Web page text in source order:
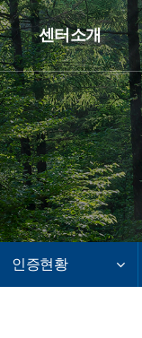
센터소개
소개글
history
오시는길
인증현황